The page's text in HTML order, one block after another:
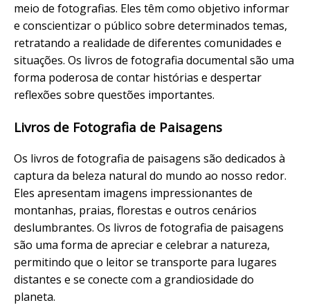
meio de fotografias. Eles têm como objetivo informar
e conscientizar o público sobre determinados temas,
retratando a realidade de diferentes comunidades e
situações. Os livros de fotografia documental são uma
forma poderosa de contar histórias e despertar
reflexões sobre questões importantes.
Livros de Fotografia de Paisagens
Os livros de fotografia de paisagens são dedicados à
captura da beleza natural do mundo ao nosso redor.
Eles apresentam imagens impressionantes de
montanhas, praias, florestas e outros cenários
deslumbrantes. Os livros de fotografia de paisagens
são uma forma de apreciar e celebrar a natureza,
permitindo que o leitor se transporte para lugares
distantes e se conecte com a grandiosidade do
planeta.